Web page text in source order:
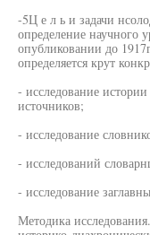
-5Ц е л ь и задачи
определение научного
опубликовании до
определяется крут
- исследование
источников;
- исследование
- исследований
- исследование
Методика